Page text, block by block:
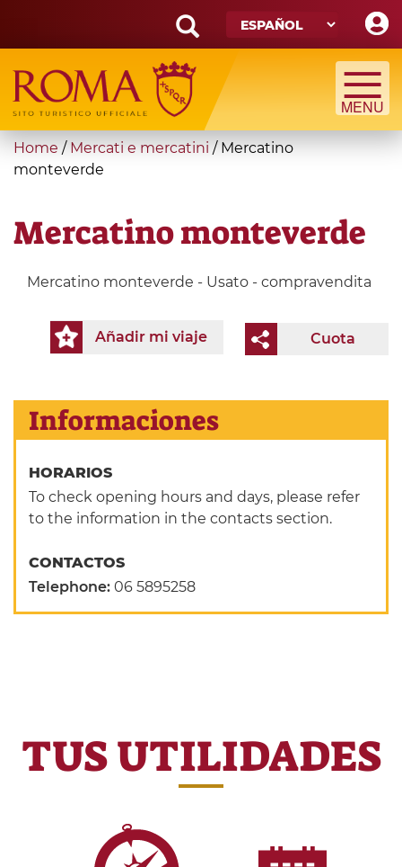
main
content
Search
form
Búsqueda
You
are
Home / Mercati e mercatini / Mercatino
monteverde
Mercatino monteverde
Mercatino monteverde - Usato - compravendita
Cuota
Añadir mi viaje
Informaciones
HORARIOS
To check opening hours and days, please refer
to the information in the contacts section.
CONTACTOS
Telephone:06 5895258
TUS UTILIDADES